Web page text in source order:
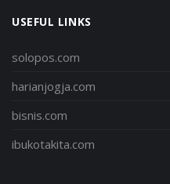
USEFUL LINKS
solopos.com
harianjogja.com
bisnis.com
ibukotakita.com